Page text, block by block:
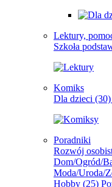
Lektury,
Szkoła
Komiks
Dla dzieci (30)
Poradniki
Rozwój
Dom/Ogród/
Moda/Uroda/
Hobby (25)